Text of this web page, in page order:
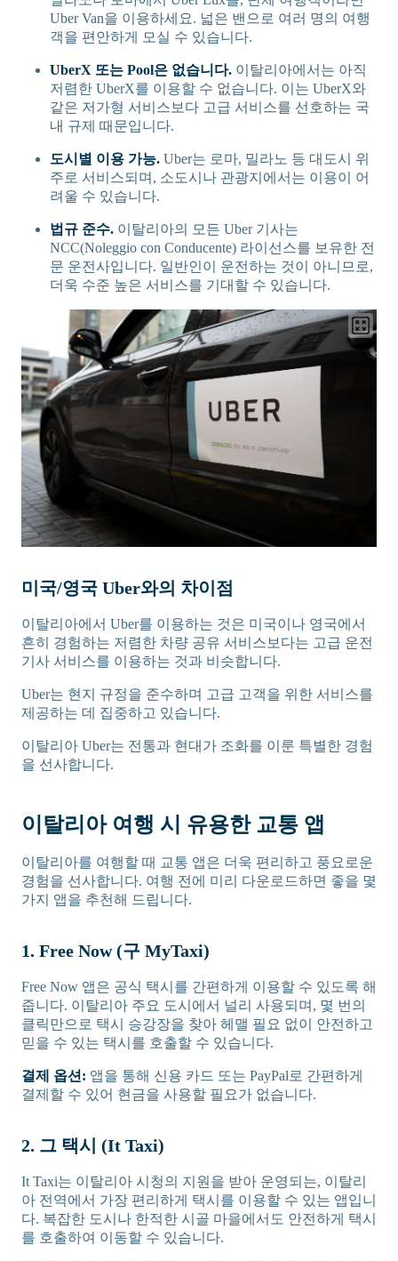
Uber Van을 이용하세요. 넓은 밴으로 여러 명의 여행
객을 편안하게 모실 수 있습니다.
UberX 또는 Pool은 없습니다. 이탈리아에서는 아직
저렴한 UberX를 이용할 수 없습니다. 이는 UberX와
같은 저가형 서비스보다 고급 서비스를 선호하는 국
내 규제 때문입니다.
도시별 이용 가능. Uber는 로마, 밀라노 등 대도시 위
주로 서비스되며, 소도시나 관광지에서는 이용이 어
려울 수 있습니다.
법규 준수. 이탈리아의 모든 Uber 기사는
NCC(Noleggio con Conducente) 라이선스를 보유한 전
문 운전사입니다. 일반인이 운전하는 것이 아니므로,
더욱 수준 높은 서비스를 기대할 수 있습니다.
미국/영국 Uber와의 차이점
이탈리아에서 Uber를 이용하는 것은 미국이나 영국에서
흔히 경험하는 저렴한 차량 공유 서비스보다는 고급 운전
기사 서비스를 이용하는 것과 비슷합니다.
Uber는 현지 규정을 준수하며 고급 고객을 위한 서비스를
제공하는 데 집중하고 있습니다.
이탈리아 Uber는 전통과 현대가 조화를 이룬 특별한 경험
을 선사합니다.
이탈리아 여행 시 유용한 교통 앱
이탈리아를 여행할 때 교통 앱은 더욱 편리하고 풍요로운
경험을 선사합니다. 여행 전에 미리 다운로드하면 좋을 몇
가지 앱을 추천해 드립니다.
1. Free Now (구 MyTaxi)
Free Now 앱은 공식 택시를 간편하게 이용할 수 있도록 해
줍니다. 이탈리아 주요 도시에서 널리 사용되며, 몇 번의
클릭만으로 택시 승강장을 찾아 헤맬 필요 없이 안전하고
믿을 수 있는 택시를 호출할 수 있습니다.
결제 옵션: 앱을 통해 신용 카드 또는 PayPal로 간편하게
결제할 수 있어 현금을 사용할 필요가 없습니다.
2. 그 택시 (It Taxi)
It Taxi는 이탈리아 시청의 지원을 받아 운영되는, 이탈리
아 전역에서 가장 편리하게 택시를 이용할 수 있는 앱입니
다. 복잡한 도시나 한적한 시골 마을에서도 안전하게 택시
를 호출하여 이동할 수 있습니다.